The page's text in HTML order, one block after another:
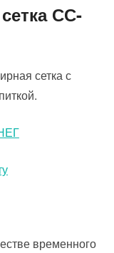
СС-
сетка с
временного